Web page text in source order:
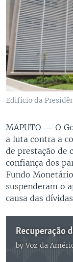
Edifício da
MAPUTO — O
a luta contra a
de prestação de
confiança dos
Fundo
suspenderam o
causa das
byVoz da
No